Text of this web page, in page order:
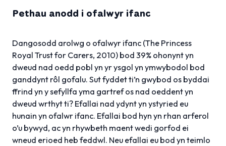
Pethau anodd i ofalwyr ifanc
Dangosodd arolwg o ofalwyr ifanc (The Princess
Royal Trust for Carers, 2010) bod 39% ohonynt yn
dweud nad oedd pobl yn yr ysgol yn ymwybodol bod
ganddynt rôl gofalu. Sut fyddet ti’n gwybod os byddai
ffrind yn y sefyllfa yma gartref os nad oeddent yn
dweud wrthyt ti? Efallai nad ydynt yn ystyried eu
hunain yn ofalwr ifanc. Efallai bod hyn yn rhan arferol
o’u bywyd, ac yn rhywbeth maent wedi gorfod ei
wneud erioed heb feddwl. Neu efallai eu bod yn teimlo